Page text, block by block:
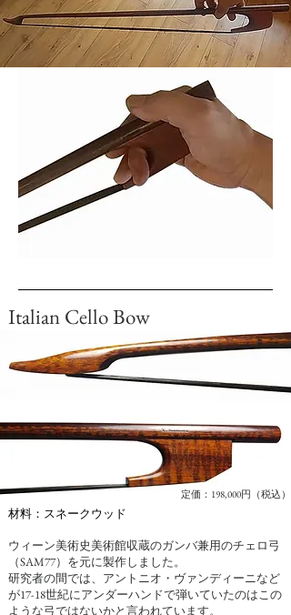
Italian Cello Bow
定価：198,000円（税込）
材料：スネークウッド
ウィーン美術史美術館収蔵のガンバ兼用のチェロ弓
（SAM77）を元に製作しました。
研究者の間では、アントニオ・ヴァンディーニなど
が17-18世紀にアンダーハンドで弾いていたのはこの
ような弓ではないかと言われています。